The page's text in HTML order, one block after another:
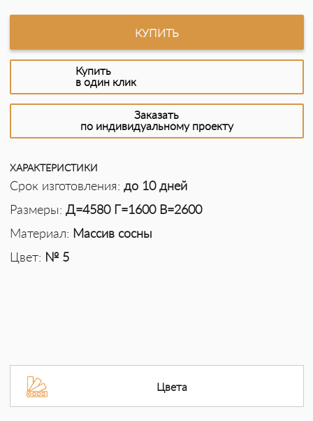
КУПИТЬ
Купить
в один клик
Заказать
по индивидуальному проекту
ХАРАКТЕРИСТИКИ
Срок изготовления: до 10 дней
Размеры: Д=4580 Г=1600 В=2600
Материал: Массив сосны
Цвет: № 5
Цвета